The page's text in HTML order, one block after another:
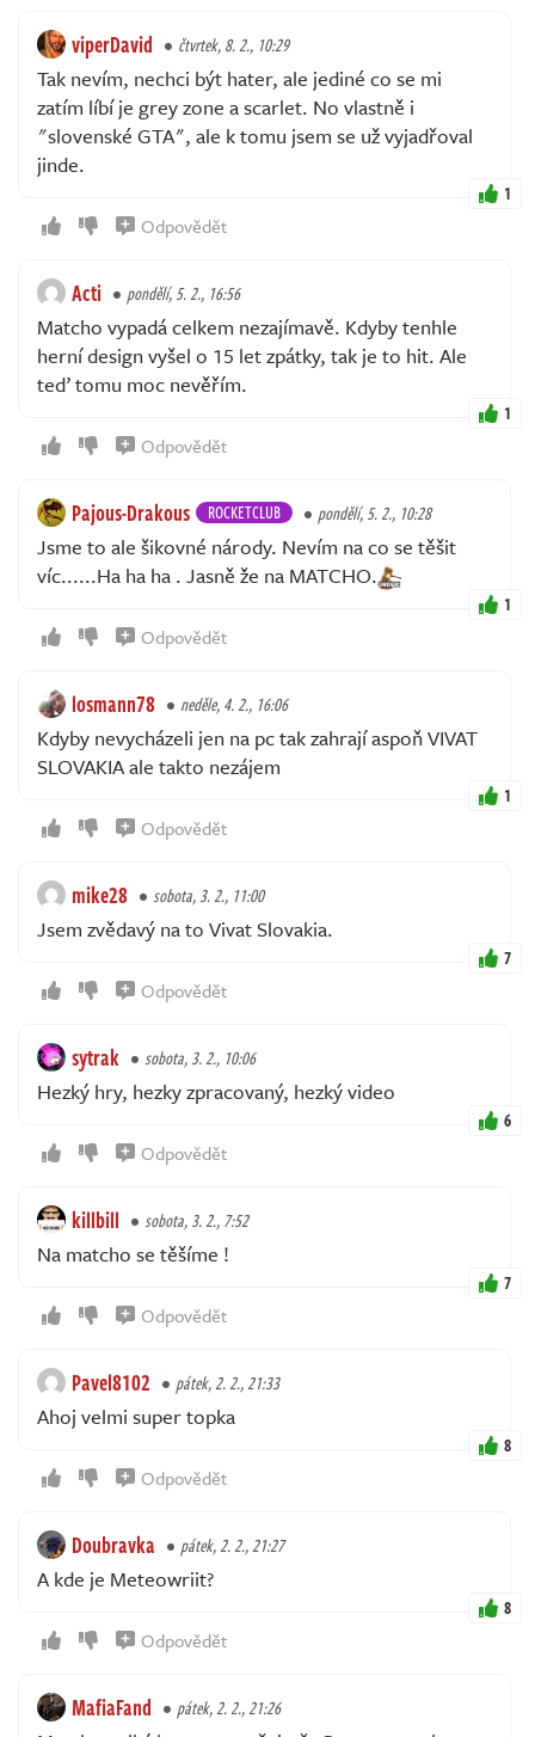
viperDavid čtvrtek, 8. 2., 10:29
Tak nevím, nechci být hater, ale jediné co se mi
zatím líbí je grey zone a scarlet. No vlastně i
"slovenské GTA", ale k tomu jsem se už vyjadřoval
jinde.
1
Odpovědět
Acti pondělí, 5. 2., 16:56
Matcho vypadá celkem nezajímavě. Kdyby tenhle
herní design vyšel o 15 let zpátky, tak je to hit. Ale
teď tomu moc nevěřím.
1
Odpovědět
Pajous-Drakous ROCKETCLUB pondělí, 5. 2., 10:28
Jsme to ale šikovné národy. Nevím na co se těšit
víc......Ha ha ha . Jasně že na MATCHO.
1
Odpovědět
losmann78 neděle, 4. 2., 16:06
Kdyby nevycházeli jen na pc tak zahrají aspoň VIVAT
SLOVAKIA ale takto nezájem
1
Odpovědět
mike28 sobota, 3. 2., 11:00
Jsem zvědavý na to Vivat Slovakia.
7
Odpovědět
sytrak sobota, 3. 2., 10:06
Hezký hry, hezky zpracovaný, hezký video
6
Odpovědět
killbill sobota, 3. 2., 7:52
Na matcho se těšíme !
7
Odpovědět
Pavel8102 pátek, 2. 2., 21:33
Ahoj velmi super topka
8
Odpovědět
Doubravka pátek, 2. 2., 21:27
A kde je Meteowriit?
8
Odpovědět
MafiaFand pátek, 2. 2., 21:26